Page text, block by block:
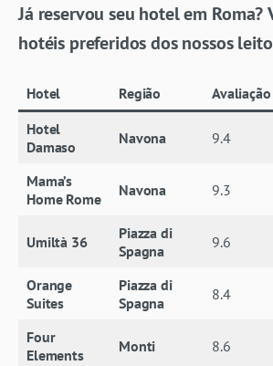
Já reservou seu hotel em Roma?
hotéis preferidos dos nossos
Hotel Região Avaliação
Hotel
Damaso
Navona 9.4
Mama’s
Home Rome
Navona 9.3
Umiltà 36
Piazza di
Spagna
9.6
Orange
Suites
Piazza di
Spagna
8.4
Four
Elements
Monti 8.6